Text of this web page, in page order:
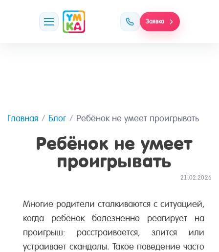
Заявка
Главная Блог Ребёнок не умеет проигрывать
Ребёнок не умеет
проигрывать
21.02.2026
Многие родители сталкиваются с ситуацией,
когда ребёнок болезненно реагирует на
проигрыш: расстраивается, злится или
устраивает скандалы. Такое поведение часто